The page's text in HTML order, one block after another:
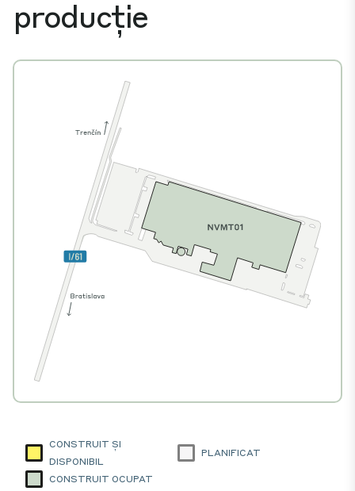
producție
CONSTRUIT ȘI
DISPONIBIL
PLANIFICAT
CONSTRUIT OCUPAT